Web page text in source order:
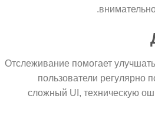
Отслеживание помогает
пользователи регулярно
сложный UI, техническую